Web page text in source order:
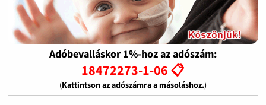
Adóbevalláskor 1%-hoz az adószám:
18472273-1-06 📋
(Kattintson az adószámra a másoláshoz.)